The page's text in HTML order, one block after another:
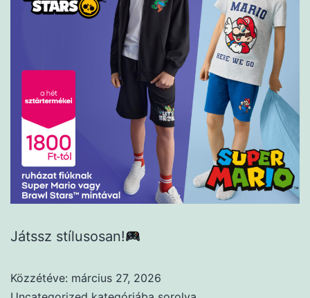
Játssz stílusosan!
Közzétéve: március 27, 2026